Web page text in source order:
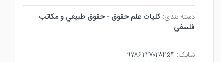
دسته بندی: كليات علم حقوق - حقوق طبيعي و مكاتب
فلسفي
شابک: ۹۷۸۶۲۲۷۰۲۸۴۵۴